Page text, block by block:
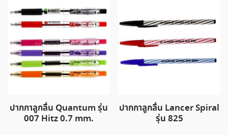
ปากกาลูกลื่น Quantum รุ่น
007 Hitz 0.7 mm.
ปากกาลูกลื่น Lancer Spiral
รุ่น 825